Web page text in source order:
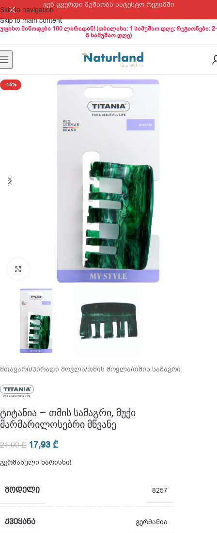
Skip to navigation
Skip to main content
ვებ-გვერდი მუშაობს სატესტო რეჟიმში
უფასო მიწოდება 100 ლარიდან! (თბილისი: 1 სამუშაო დღე; რეგიონები: 2-
5 სამუშაო დღე)
-15%
გადიდება
მთავარი/პირადი მოვლა/თმის მოვლა/თმის სამაგრი
ტიტანია – თმის სამაგრი, მუქი
მარმარილოსებრი მწვანე
21,09₾ 17,93 ₾
გერმანული ხარისხი!
ᲛᲝᲓᲔᲚᲘ 8257
ᲥᲕᲔᲧᲐᲜᲐ გერმანია